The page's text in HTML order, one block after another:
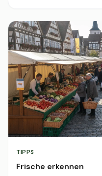
TIPPS
Frische erkennen